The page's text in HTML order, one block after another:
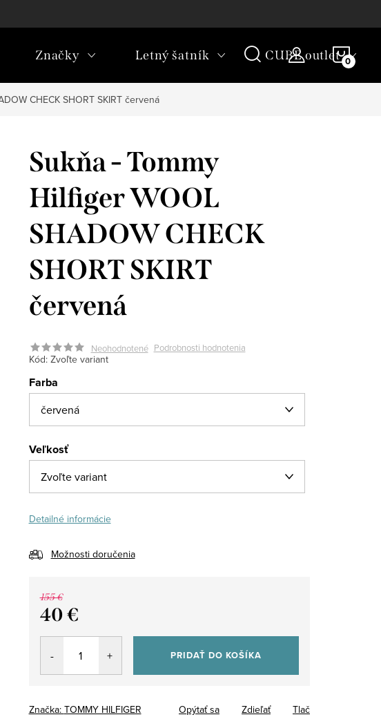
Značky Letný šatník CUBE outlet
CHECK SHORT SKIRT červená
Sukňa - Tommy
Hilfiger WOOL
SHADOW CHECK
SHORT SKIRT
červená
Neohodnotené Podrobnosti hodnotenia
Kód: Zvoľte variant
Farba
Veľkosť
Detailné informácie
Možnosti doručenia
155 €
40 €
Jednotková
PRIDAŤ DO KOŠÍKA
Značka: TOMMY HILFIGER Tlač
Opýtať sa Zdieľať